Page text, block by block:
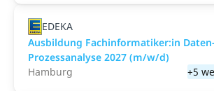
EDEKA
Ausbildung Fachinformatiker:in
Prozessanalyse 2027 (m/w/d)
Hamburg
+5